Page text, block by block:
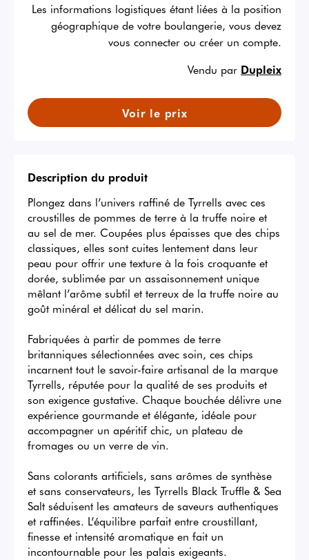
Les informations logistiques étant liées à la position
géographique de votre boulangerie, vous devez
vous connecter ou créer un compte.
Vendu par Dupleix
Voir le prix
Description du produit
Plongez dans l’univers raffiné de Tyrrells avec ces
croustilles de pommes de terre à la truffe noire et
au sel de mer. Coupées plus épaisses que des chips
classiques, elles sont cuites lentement dans leur
peau pour offrir une texture à la fois croquante et
dorée, sublimée par un assaisonnement unique
mêlant l’arôme subtil et terreux de la truffe noire au
goût minéral et délicat du sel marin.
Fabriquées à partir de pommes de terre
britanniques sélectionnées avec soin, ces chips
incarnent tout le savoir-faire artisanal de la marque
Tyrrells, réputée pour la qualité de ses produits et
son exigence gustative. Chaque bouchée délivre une
expérience gourmande et élégante, idéale pour
accompagner un apéritif chic, un plateau de
fromages ou un verre de vin.
Sans colorants artificiels, sans arômes de synthèse
et sans conservateurs, les Tyrrells Black Truffle & Sea
Salt séduisent les amateurs de saveurs authentiques
et raffinées. L’équilibre parfait entre croustillant,
finesse et intensité aromatique en fait un
incontournable pour les palais exigeants.